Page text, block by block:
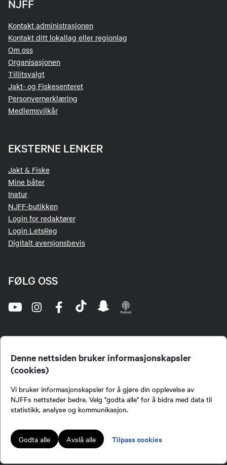
Denne nettsiden bruker informasjonskapsler
(cookies)
Vi bruker informasjonskapsler for å gjøre din opplevelse av
NJFFs nettsteder bedre. Velg "godta alle" for å bidra med data til
statistikk, analyse og kommunikasjon.
Godta alle Avslå alle Tilpass cookies
NJFF
Kontakt administrasjonen
Kontakt ditt lokallag eller regionlag
Om oss
Organisasjonen
Tillitsvalgt
Jakt- og Fiskesenteret
Personvernerklæring
Medlemsvilkår
EKSTERNE LENKER
Jakt & Fiske
Mine båter
Inatur
NJFF-butikken
Login for redaktører
Login LetsReg
Digitalt aversjonsbevis
FØLG OSS
jegere og sportsfiskere og et av de viktigste miljøene for formidling av kunnskap om jakt og
fiske i Norge. Vi er en partipolitisk nøytral organisasjon, men har et sterkt jakt-, fiske-, og
naturpolitisk engasjement i mange saker.
Lokalforeninger tilsluttet Norges Jeger- og Fiskerforbund har ansvar for innhold de
publiserer på njff.no.